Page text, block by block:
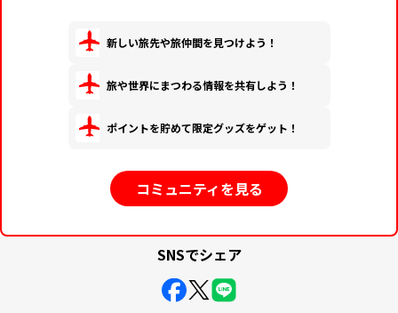
新しい旅先や旅仲間を見つけよう！
旅や世界にまつわる情報を共有しよう！
ポイントを貯めて限定グッズをゲット！
コミュニティを見る
SNSでシェア